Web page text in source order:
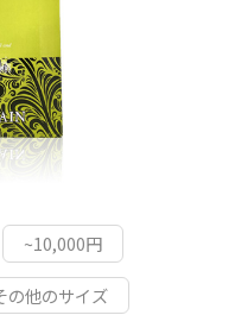
~10,000円
の他のサイズ